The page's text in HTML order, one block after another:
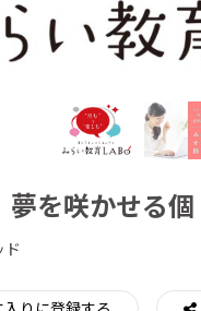
for Social Good
を咲かせる
ド